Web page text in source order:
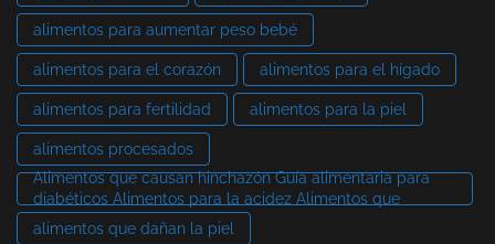
alimentos para aumentar peso bebé
alimentos para el corazón alimentos para el hígado
alimentos para fertilidad alimentos para la piel
alimentos procesados
Alimentos que causan hinchazón Guía alimentaria para
diabéticos Alimentos para la acidez Alimentos que
alimentos que dañan la piel